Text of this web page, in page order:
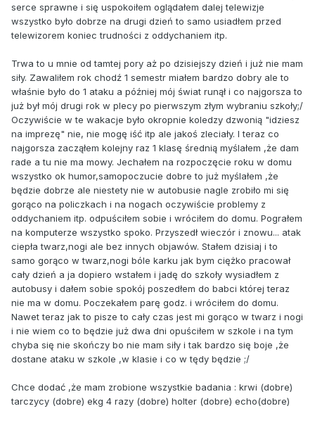
serce sprawne i się uspokoiłem oglądałem dalej telewizje
wszystko było dobrze na drugi dzień to samo usiadłem przed
telewizorem koniec trudności z oddychaniem itp.
Trwa to u mnie od tamtej pory aż po dzisiejszy dzień i już nie mam
siły. Zawaliłem rok chodź 1 semestr miałem bardzo dobry ale to
właśnie było do 1 ataku a później mój świat runął i co najgorsza to
już był mój drugi rok w plecy po pierwszym złym wybraniu szkoły;/
Oczywiście w te wakacje było okropnie koledzy dzwonią "idziesz
na imprezę" nie, nie mogę iść itp ale jakoś zleciały. I teraz co
najgorsza zacząłem kolejny raz 1 klasę średnią myślałem ,że dam
rade a tu nie ma mowy. Jechałem na rozpoczęcie roku w domu
wszystko ok humor,samopoczucie dobre to już myślałem ,że
będzie dobrze ale niestety nie w autobusie nagle zrobiło mi się
gorąco na policzkach i na nogach oczywiście problemy z
oddychaniem itp. odpuściłem sobie i wróciłem do domu. Pograłem
na komputerze wszystko spoko. Przyszedł wieczór i znowu... atak
ciepła twarz,nogi ale bez innych objawów. Stałem dzisiaj i to
samo gorąco w twarz,nogi bóle karku jak bym ciężko pracował
cały dzień a ja dopiero wstałem i jadę do szkoły wysiadłem z
autobusy i dałem sobie spokój poszedłem do babci której teraz
nie ma w domu. Poczekałem parę godz. i wróciłem do domu.
Nawet teraz jak to pisze to cały czas jest mi gorąco w twarz i nogi
i nie wiem co to będzie już dwa dni opuściłem w szkole i na tym
chyba się nie skończy bo nie mam siły i tak bardzo się boje ,że
dostane ataku w szkole ,w klasie i co w tędy będzie ;/
Chce dodać ,że mam zrobione wszystkie badania : krwi (dobre)
tarczycy (dobre) ekg 4 razy (dobre) holter (dobre) echo(dobre)